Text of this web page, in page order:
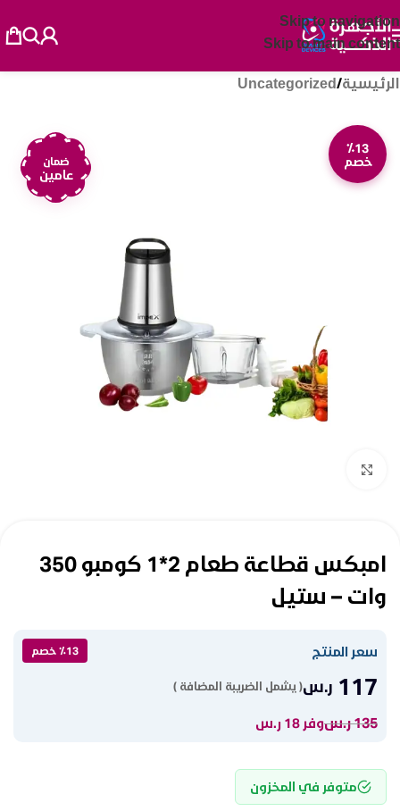
Skip to navigation
Skip to main content
الرئيسية/
Uncategorized
٪13
خصم
ضمان
عامين
امبكس قطاعة طعام 2*1 كومبو 350
وات – ستيل
سعر المنتج ٪13 خصم
117 ر.س( يشمل الضريبة المضافة )
135ر.سوفر 18 ر.س
متوفر في المخزون